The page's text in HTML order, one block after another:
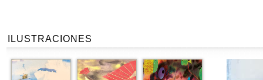
ILUSTRACIONES